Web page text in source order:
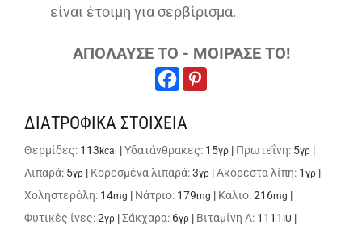
είναι έτοιμη για σερβίρισμα.
ΑΠΟΛΑΥΣΕ ΤΟ - ΜΟΙΡΑΣΕ ΤΟ!
ΔΙΑΤΡΟΦΙΚΑ ΣΤΟΙΧΕΙΑ
Θερμίδες: 113 kcal |Υδατάνθρακες: 15γρ | Πρωτεΐνη: 5γρ |
Λιπαρά: 5γρ | Κορεσμένα λιπαρά:3γρ |Ακόρεστα λίπη: 1 γρ |
Χοληστερόλη: 14mg | Νάτριο: 179mg | Κάλιο:216mg |
Φυτικές ίνες:2γρ |Σάκχαρα: 6γρ | Βιταμίνη A: 1111 IU |